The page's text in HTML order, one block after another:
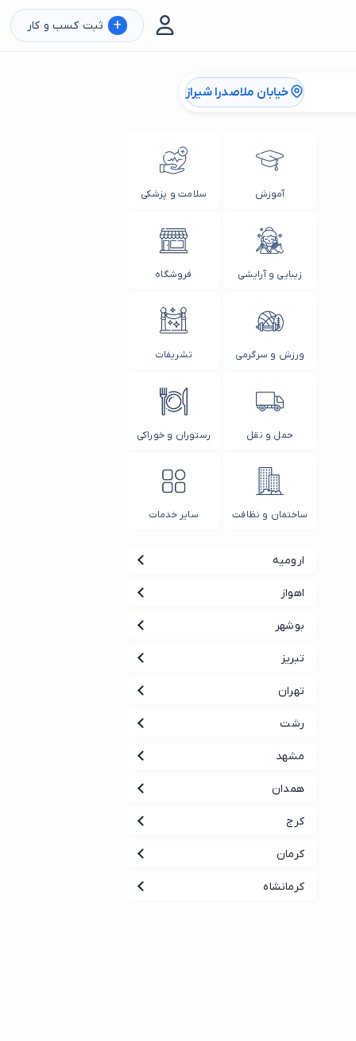
+ ثبت کسب و کار
خیابان ملاصدرا شیراز
آموزش سلامت و پزشکی
زیبایی و آرایشی فروشگاه
ورزش و سرگرمی تشریفات
حمل و نقل رستوران و خوراکی
ساختمان و نظافت سایر خدمات
ارومیه
اهواز
بوشهر
تبریز
تهران
رشت
مشهد
همدان
کرج
کرمان
کرمانشاه